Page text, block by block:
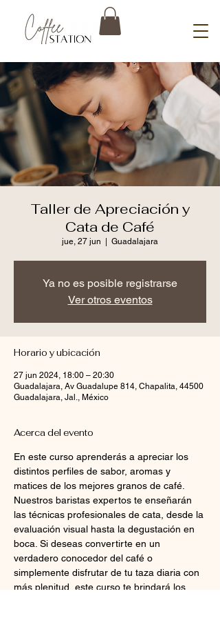
Taller de Apreciación y
Cata de Café
jue, 27 jun Guadalajara
Ya no es posible registrarse
Ver otros eventos
Horario y ubicación
27 jun 2024, 18:00 – 20:30
Guadalajara, Av Guadalupe 814, Chapalita, 44500
Guadalajara, Jal., México
Acerca del evento
En este curso aprenderás a apreciar los
distintos perfiles de sabor, aromas y
matices de los mejores granos de café.
Nuestros baristas expertos te enseñarán
las técnicas profesionales de cata, desde la
evaluación visual hasta la degustación en
boca. Si deseas convertirte en un
verdadero conocedor del café o
simplemente disfrutar de tu taza diaria con
más plenitud, este curso te brindará los